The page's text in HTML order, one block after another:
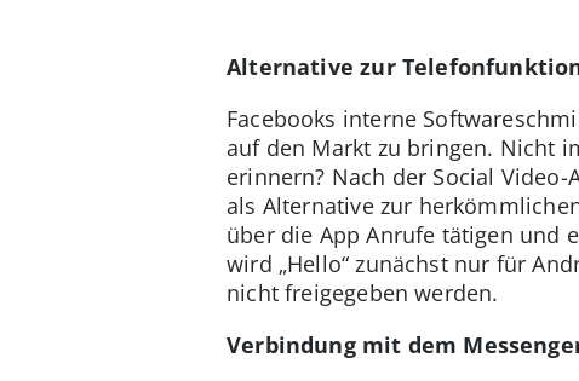
Alternative zur
Facebooks interne
auf den Markt zu bringen. Nicht
erinnern? Nach der Social Video-
als Alternative zur
über die App Anrufe tätigen und
wird „Hello“ zunächst nur für
nicht freigegeben werden.
Verbindung mit dem